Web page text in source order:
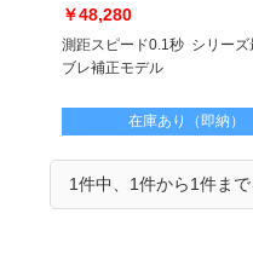
￥48,280
測距スピード0.1秒 シリーズ
ブレ補正モデル
在庫あり（即納）
1件中、1件から1件ま